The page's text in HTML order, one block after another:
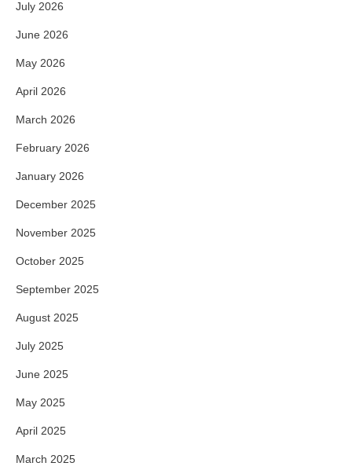
July 2026
June 2026
May 2026
April 2026
March 2026
February 2026
January 2026
December 2025
November 2025
October 2025
September 2025
August 2025
July 2025
June 2025
May 2025
April 2025
March 2025